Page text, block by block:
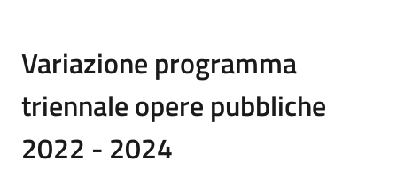
Variazione programma
triennale opere pubbliche
2022 - 2024